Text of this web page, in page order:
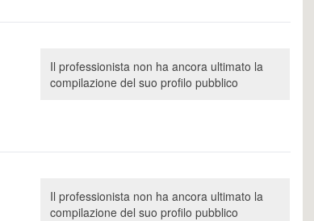
Il professionista non ha ancora ultimato la
compilazione del suo profilo pubblico
Il professionista non ha ancora ultimato la
compilazione del suo profilo pubblico